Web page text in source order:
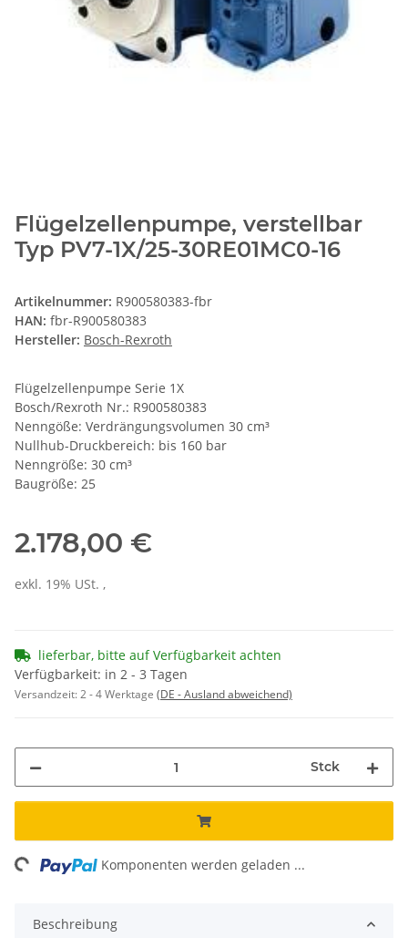
Flügelzellenpumpe, verstellbar
Typ PV7-1X/25-30RE01MC0-16
Artikelnummer: R900580383-fbr
HAN: fbr-R900580383
Hersteller: Bosch-Rexroth
Flügelzellenpumpe Serie 1X
Bosch/Rexroth Nr.: R900580383
Nenngöße: Verdrängungsvolumen 30 cm³
Nullhub-Druckbereich: bis 160 bar
Nenngröße: 30 cm³
Baugröße: 25
2.178,00 €
exkl. 19% USt. ,
lieferbar, bitte auf Verfügbarkeit achten
Verfügbarkeit: in 2 - 3 Tagen
Versandzeit:2 - 4 Werktage (DE - Ausland abweichend)
Stck
Komponenten werden geladen ...
Beschreibung